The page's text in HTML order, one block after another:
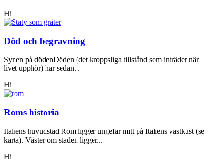
Hi
Död och begravning
Synen på dödenDöden (det kroppsliga tillstånd som inträder när
livet upphör) har sedan...
Hi
Roms historia
Italiens huvudstad Rom ligger ungefär mitt på Italiens västkust (se
karta). Väster om staden ligger...
Hi